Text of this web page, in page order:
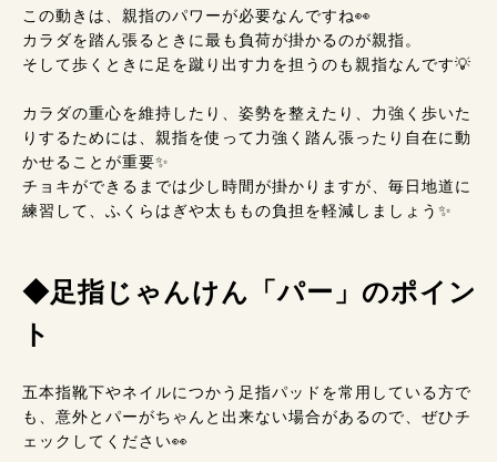
この動きは、親指のパワーが必要なんですね👀
カラダを踏ん張るときに最も負荷が掛かるのが親指。
そして歩くときに足を蹴り出す力を担うのも親指なんです💡
カラダの重心を維持したり、姿勢を整えたり、力強く歩いた
りするためには、親指を使って力強く踏ん張ったり自在に動
かせることが重要✨️
チョキができるまでは少し時間が掛かりますが、毎日地道に
練習して、ふくらはぎや太ももの負担を軽減しましょう✨️
◆足指じゃんけん「パー」のポイン
ト
五本指靴下やネイルにつかう足指パッドを常用している方で
も、意外とパーがちゃんと出来ない場合があるので、ぜひチ
ェックしてください👀